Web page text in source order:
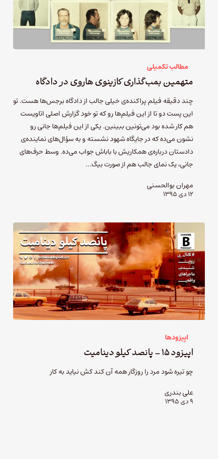
مطالب تکمیلی
متهمین بمب‌گذاری کازینوی هاروی در دادگاه
چند دقیقه فیلم پراکنده‌ی خیلی جالب از دادگاه برجس‌ها هست. تو
این پست دو تا از این فیلم‌ها رو که تو خود گزارش اصلی اتاویست
هم کار شده بود می‌تونین ببینین. یکی از این فیلم‌ها جانی رو
نشون می‌ده که در جایگاه شهود نشسته و به سؤال‌های نماینده‌ی
دادستان درباره‌ی همکاریش با باباش جواب می‌ده. وسط حرف‌های
جانی، یک نمای جالب هم از صورت بیگ…
مهران بوالحسنی
۱۲ دی ۱۳۹۵
اپیزودها
اپیزود ۱۵ – پانصد کیلو دینامیت
چو تیره شود مرد را روزگار همه آن کند کش نیاید به کار
علی بندری
۹ دی ۱۳۹۵